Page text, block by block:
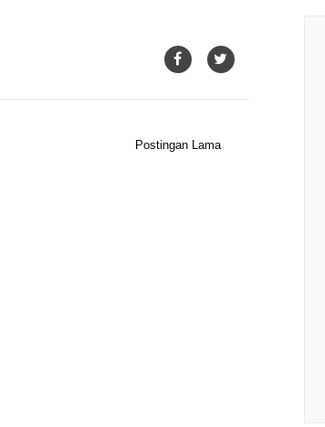
Postingan Lama